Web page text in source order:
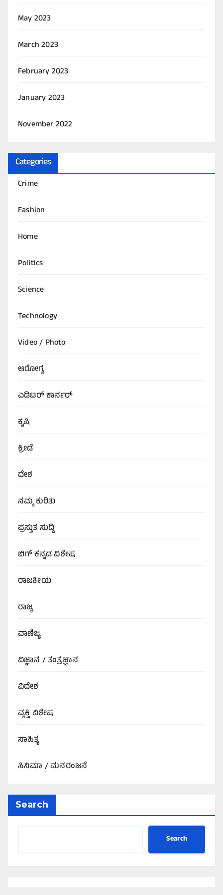
May 2023
March 2023
February 2023
January 2023
November 2022
Categories
Crime
Fashion
Home
Politics
Science
Technology
Video / Photo
ಆರೋಗ್ಯ
ಎಡಿಟರ್‌ ಕಾರ್ನರ್
ಕೃಷಿ
ಕ್ರೀಡೆ
ದೇಶ
ನಮ್ಮ ಕುರಿತು
ಪ್ರಸ್ತುತ ಸುದ್ದಿ
ಬಿಗ್‌ ಕನ್ನಡ ವಿಶೇಷ
ರಾಜಕೀಯ
ರಾಜ್ಯ
ವಾಣಿಜ್ಯ
ವಿಜ್ಞಾನ / ತಂತ್ರಜ್ಞಾನ
ವಿದೇಶ
ವ್ಯಕ್ತಿ ವಿಶೇಷ
ಸಾಹಿತ್ಯ
ಸಿನಿಮಾ / ಮನರಂಜನೆ
Search
Search